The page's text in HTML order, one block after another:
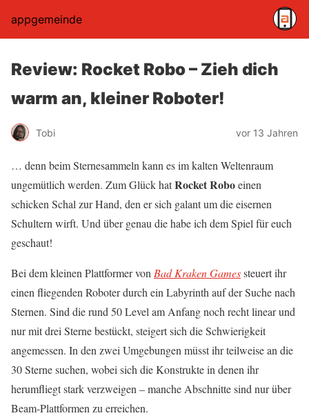
appgemeinde
Review: Rocket Robo – Zieh dich
warm an, kleiner Roboter!
Tobi vor 13 Jahren
… denn beim Sternesammeln kann es im kalten Weltenraum
ungemütlich werden. Zum Glück hatRocket Roboeinen
schicken Schal zur Hand, den er sich galant um die eisernen
Schultern wirft. Und über genau die habe ich dem Spiel für euch
geschaut!
Bei dem kleinen Plattformer von Bad Kraken Gamessteuert ihr
einen fliegenden Roboter durch ein Labyrinth auf der Suche nach
Sternen. Sind die rund 50 Level am Anfang noch recht linear und
nur mit drei Sterne bestückt, steigert sich die Schwierigkeit
angemessen. In den zwei Umgebungen müsst ihr teilweise an die
30 Sterne suchen, wobei sich die Konstrukte in denen ihr
herumfliegt stark verzweigen – manche Abschnitte sind nur über
Beam-Plattformen zu erreichen.